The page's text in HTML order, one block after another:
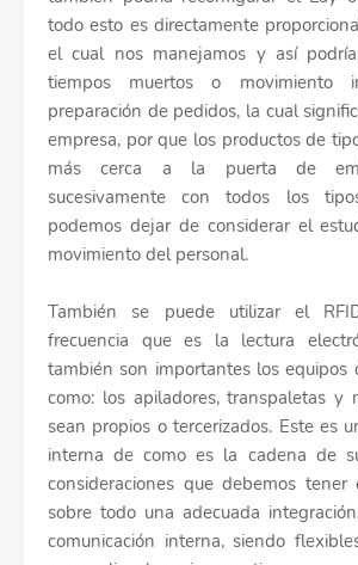
todo esto es directamente
el cual nos manejamos y así
tiempos muertos o movimiento
preparación de pedidos, la cual
empresa, por que los productos de
más cerca a la puerta de
sucesivamente con todos los
podemos dejar de considerar el
movimiento del personal.
También se puede utilizar el
frecuencia que es la lectura
también son importantes los equipos
como: los apiladores, transpaletas y
sean propios o tercerizados. Este es
interna de como es la cadena de
consideraciones que debemos tener
sobre todo una adecuada
comunicación interna, siendo